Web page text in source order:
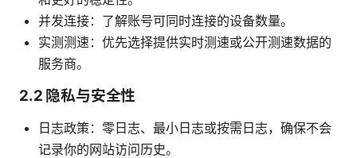
并发连接：了解账号可同时连接的设备数量。
实测测速：优先选择提供实时测速或公开测速数据的
服务商。
2.2 隐私与安全性
日志政策：零日志、最小日志或按需日志，确保不会
记录你的网站访问历史。